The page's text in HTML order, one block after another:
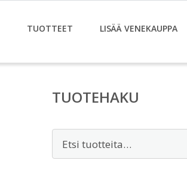
TUOTTEET LISÄÄ VENEKAUPPA
TUOTEHAKU